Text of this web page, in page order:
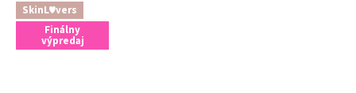
SkinL♥vers
Finálny
výpredaj